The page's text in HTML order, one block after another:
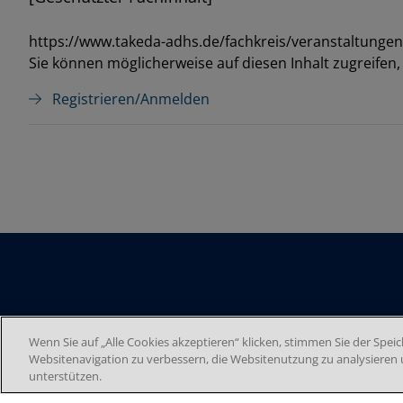
https://www.takeda-adhs.de/fachkreis/
Sie können möglicherweise auf diesen Inhalt
Registrieren/Anmelden
Wenn Sie auf „Alle Cookies akzeptieren“ klicken, stimmen Sie der
Websitenavigation zu verbessern, die Websitenutzung zu
unterstützen.